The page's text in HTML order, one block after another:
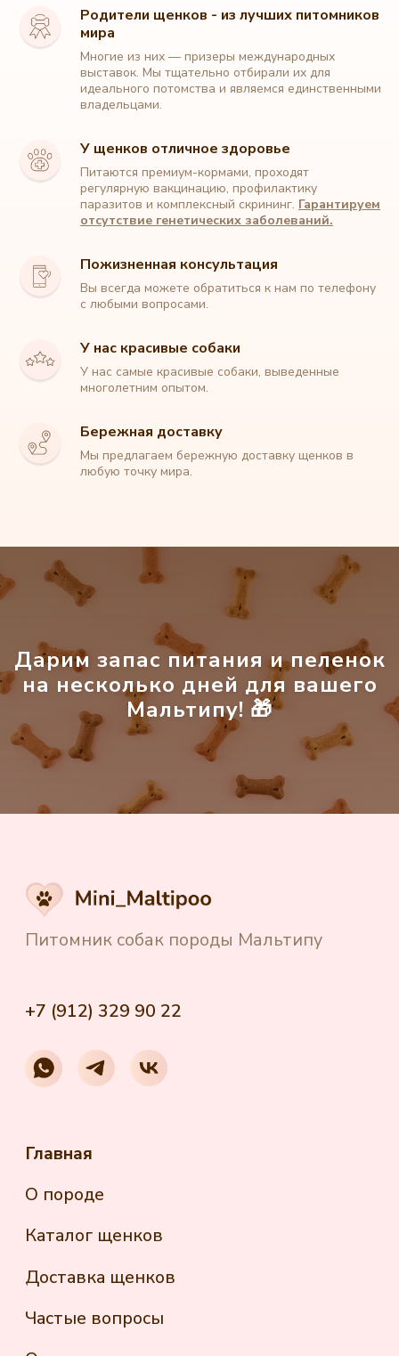
Родители щенков - из лучших питомников
мира
Многие из них — призеры международных
выставок. Мы тщательно отбирали их для
идеального потомства и являемся единственными
владельцами.
У щенков отличное здоровье
Питаются премиум-кормами, проходят
регулярную вакцинацию, профилактику
паразитов и комплексный скрининг. Гарантируем
отсутствие генетических заболеваний.
Пожизненная консультация
Вы всегда можете обратиться к нам по телефону
с любыми вопросами.
У нас красивые собаки
У нас самые красивые собаки, выведенные
многолетним опытом.
Бережная доставку
Мы предлагаем бережную доставку щенков в
любую точку мира.
Дарим запас питания и пеленок
на несколько дней для вашего
Мальтипу! 🎁
+7 (912) 329 90 22
Питомник собак породы Мальтипу
О породе
Каталог щенков
Частые вопросы
Отзывы
Контакты
Политика в отношении обработки
Создание и продвижение сайта